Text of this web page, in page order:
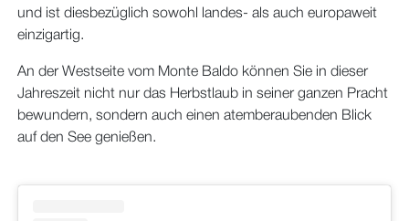
und ist diesbezüglich sowohl landes- als auch europaweit
einzigartig.
An der Westseite vom Monte Baldo können Sie in dieser
Jahreszeit nicht nur das Herbstlaub in seiner ganzen Pracht
bewundern, sondern auch einen atemberaubenden Blick
auf den See genießen.